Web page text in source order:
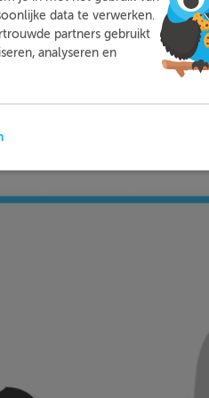
nou eigenlijk?
je nog wat moeite mee hebt,
en meer helpen jou om de
een heldere uitleg hoe
effectiever; dat is pas
data te verwerken.
partners gebruikt
analyseren en